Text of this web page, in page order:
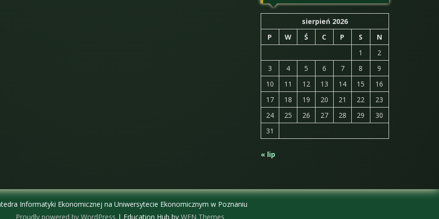
sierpień 2026
P
W Ś C P S
N
1
2
3
4 5 6 7 8
9
10
11 12 13 14 15
16
17
18 19 20 21 22
23
24
25 26 27 28 29
30
31
« lip
Informatyki Ekonomicznej na Uniwersytecie Ekonomicznym w Poznaniu
Proudly powered by WordPress | Education Hub byWEN Themes